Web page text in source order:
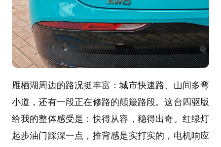
雁栖湖周边的路况挺丰富：城市快速路、山间多弯
小道，还有一段正在修路的颠簸路段。这台四驱版
给我的整体感受是：快得从容，稳得出奇。红绿灯
起步油门踩深一点，推背感是实打实的，电机响应